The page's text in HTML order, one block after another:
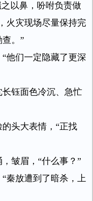
以鼻，吩咐负责做
火灾现场尽量保持完
。”
他们一定隐藏了更深
钰面色冷沉、急忙
头大表情，“正找
皱眉，“什么事？”
秦放遭到了暗杀，上